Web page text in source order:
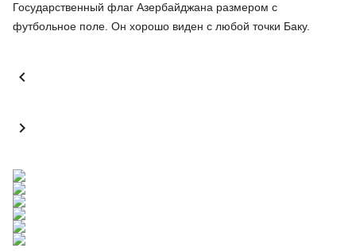
Государственный флаг Азербайджана размером с
футбольное поле. Он хорошо виден с любой точки Баку.

